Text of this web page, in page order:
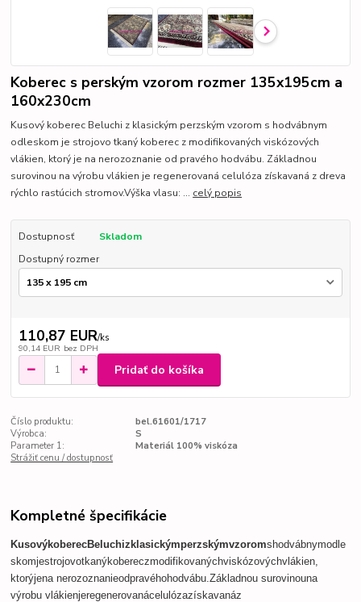
Koberec s perským vzorom rozmer 135x195cm a
160x230cm
Kusový koberec Beluchi z klasickým perzským vzorom s hodvábnym
odleskom je strojovo tkaný koberec z modifikovaných viskózových
vlákien, ktorý je na nerozoznanie od pravého hodvábu. Základnou
surovinou na výrobu vlákien je regenerovaná celulóza získavaná z dreva
rýchlo rastúcich stromov.Výška vlasu: ... celý popis
Dostupnosť
Skladom
Dostupný rozmer
110,87 EUR/ks
90,14 EUR bez DPH
Pridať do košíka
Číslo produktu:
bel.61601/1717
Výrobca:
S
Parameter 1:
Materiál 100% viskóza
Strážiť cenu / dostupnosť
Kompletné špecifikácie
KusovýkoberecBeluchiz klasickýmperzskýmvzoroms hodvábnymodle
skomjestrojovotkanýkobereczmodifikovanýchviskózovýchvlákien
ktorýjena nerozoznanieodpravéhohodvábu.Základnou surovinouna
výrobu vlákienjeregenerovanácelulózazískavanáz